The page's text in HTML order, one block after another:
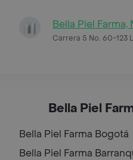
Bella Piel
Carrera 5 No. 60-123
Bella Piel
Bella Piel Farma Bogotá
Bella Piel Farma